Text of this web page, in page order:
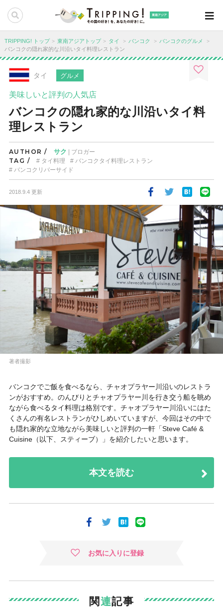
東南アジア
TRIPPING! トップ 東南アジアトップ タイ バンコク
バンコクのグルメ
バンコクの隠れ家的な川沿いタイ料理レストラン
タイ グルメ
美味しいと評判の人気店
バンコクの隠れ家的な川沿いタイ料
理レストラン
AUTHOR / サク | ブロガー
TAG / タイ料理
バンコクタイ料理レストラン
バンコクリバーサイド
2018.9.4 更新
著者撮影
バンコクでご飯を食べるなら、チャオプラヤー川沿いのレストラ
ンがおすすめ。のんびりとチャオプラヤー川を行き交う船を眺め
ながら食べるタイ料理は格別です。チャオプラヤー川沿いにはた
くさんの有名レストランがひしめいていますが、今回はその中で
も隠れ家的な立地ながら美味しいと評判の一軒「Steve Café &
Cuisine（以下、スティーブ）」を紹介したいと思います。
本文を読む
お気に入りに登録
関連記事